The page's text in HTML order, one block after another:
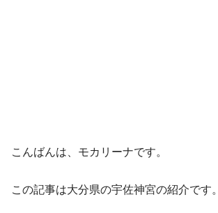
こんばんは、モカリーナです。
この記事は大分県の宇佐神宮の紹介です。